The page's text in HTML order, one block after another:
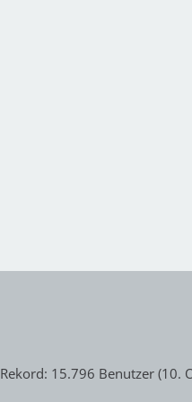
Rekord: 15.796 Benutzer (10.